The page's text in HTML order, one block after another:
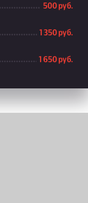
500 руб.
1 350 руб.
1 650 руб.